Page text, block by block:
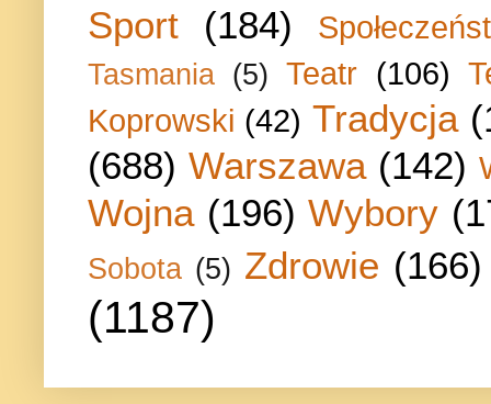
Sport (184)
Tasmania (5) Teatr (106)
Koprowski (42) Tradycja
(688) Warszawa (142)
Wojna (196) Wybory
Sobota (5) Zdrowie (166)
(1187)